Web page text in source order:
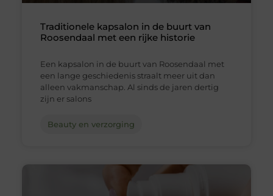
Traditionele kapsalon in de buurt van
Roosendaal met een rijke historie
Een kapsalon in de buurt van Roosendaal met
een lange geschiedenis straalt meer uit dan
alleen vakmanschap. Al sinds de jaren dertig
zijn er salons
Beauty en verzorging